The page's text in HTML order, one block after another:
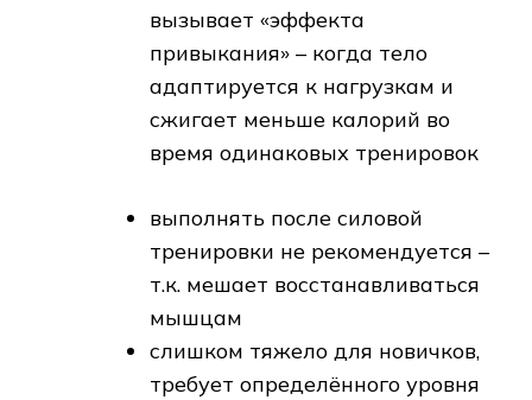
вызывает «эффекта
привыкания» – когда тело
адаптируется к нагрузкам и
сжигает меньше калорий во
время одинаковых тренировок
выполнять после силовой
тренировки не рекомендуется –
т.к. мешает восстанавливаться
мышцам
слишком тяжело для новичков,
требует определённого уровня